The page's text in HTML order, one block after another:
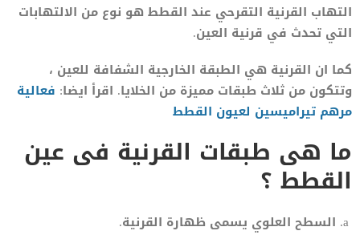
التهاب القرنية التقرحي عند القطط هو نوع من الالتهابات
التي تحدث في قرنية العين.
كما ان القرنية هي الطبقة الخارجية الشفافة للعين ،
وتتكون من ثلاث طبقات مميزة من الخلايا. اقرأ ايضا: فعالية
مرهم تيراميسين لعيون القطط
ما هى طبقات القرنية فى عين
القطط ؟
السطح العلوي يسمى ظهارة القرنية.